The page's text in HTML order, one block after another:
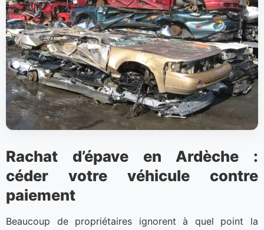
Rachat d’épave en Ardèche :
céder votre véhicule contre
paiement
Beaucoup de propriétaires ignorent à quel point la